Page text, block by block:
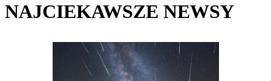
NAJCIEKAWSZE NEWSY